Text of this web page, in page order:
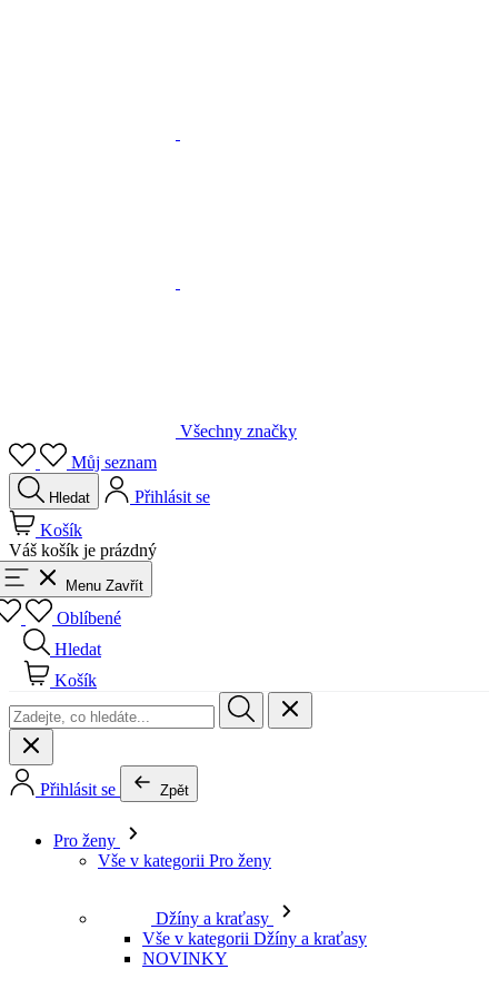
Všechny značky
Můj seznam
Hledat
Přihlásit se
Košík
Váš košík je prázdný
Menu Zavřít
Oblíbené
Hledat
Košík
Přihlásit se Zpět
Pro ženy
Vše v kategorii Pro ženy
Džíny a kraťasy
Vše v kategorii Džíny a kraťasy
NOVINKY